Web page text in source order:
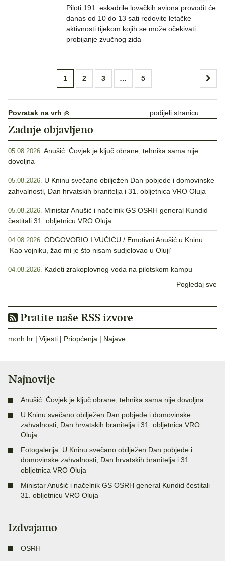
Piloti 191. eskadrile lovačkih aviona provodit će
danas od 10 do 13 sati redovite letačke
aktivnosti tijekom kojih se može očekivati
probijanje zvučnog zida
objava
1 2 3 … 5
Povratak na vrh podijeli stranicu:
Zadnje objavljeno
05.08.2026. Anušić: Čovjek je ključ obrane, tehnika sama nije
dovoljna
05.08.2026. U Kninu svečano obilježen Dan pobjede i domovinske
zahvalnosti, Dan hrvatskih branitelja i 31. obljetnica VRO Oluja
05.08.2026. Ministar Anušić i načelnik GS OSRH general Kundid
čestitali 31. obljetnicu VRO Oluja
04.08.2026. ODGOVORIO I VUČIĆU / Emotivni Anušić u Kninu:
‘Kao vojniku, žao mi je što nisam sudjelovao u Oluji’
04.08.2026. Kadeti zrakoplovnog voda na pilotskom kampu
Pogledaj sve
Pratite naše RSS izvore
morh.hr | Vijesti | Priopćenja | Najave
Najnovije
Anušić: Čovjek je ključ obrane, tehnika sama nije dovoljna
U Kninu svečano obilježen Dan pobjede i domovinske
zahvalnosti, Dan hrvatskih branitelja i 31. obljetnica VRO
Oluja
Fotogalerija: U Kninu svečano obilježen Dan pobjede i
domovinske zahvalnosti, Dan hrvatskih branitelja i 31.
obljetnica VRO Oluja
Ministar Anušić i načelnik GS OSRH general Kundid čestitali
31. obljetnicu VRO Oluja
Izdvajamo
OSRH